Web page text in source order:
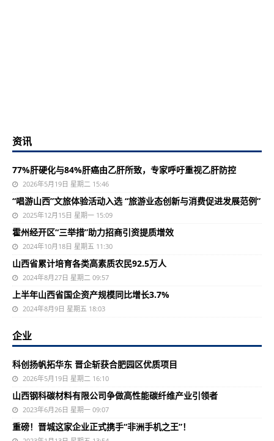
资讯
77%肝硬化与84%肝癌由乙肝所致，专家呼吁重视乙肝防控
2026年5月19日 星期二 15:46
“唱游山西”文旅体验活动入选 “旅游业态创新与消费促进发展范例”
2025年12月15日 星期一 15:09
霍州经开区“三举措”助力招商引资提质增效
2024年10月18日 星期五 11:30
山西省累计培育各类高素质农民92.5万人
2024年8月27日 星期二 09:57
上半年山西省国企资产规模同比增长3.7%
2024年8月9日 星期五 18:03
企业
科创扬帆拓华东 晋企斩获合肥园区优质项目
2026年5月19日 星期二 16:10
山西钢科碳材料有限公司争做高性能碳纤维产业引领者
2023年6月26日 星期一 09:07
重磅！晋城这家企业正式携手“非洲手机之王”！